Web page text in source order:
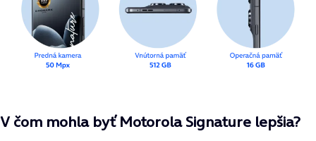
V čom mohla byť Motorola Signature lepšia?